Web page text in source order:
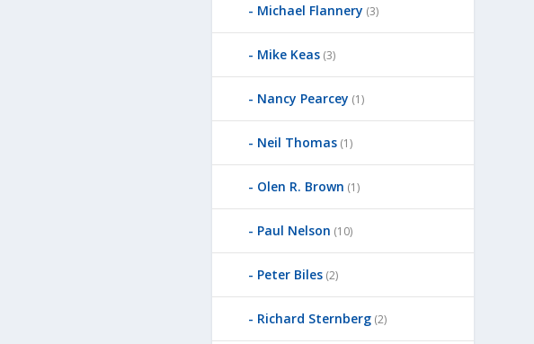
Michael Flannery (3)
Mike Keas (3)
Nancy Pearcey (1)
Neil Thomas (1)
Olen R. Brown (1)
Paul Nelson (10)
Peter Biles (2)
Richard Sternberg (2)